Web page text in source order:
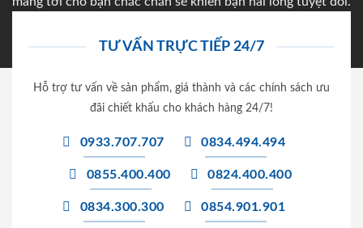
TƯ VẤN TRỰC TIẾP 24/7
Hỗ trợ tư vấn về sản phẩm, giá thành và các chính sách ưu
đãi chiết khấu cho khách hàng 24/7!
0933.707.707 0834.494.494
0855.400.400 0824.400.400
0834.300.300 0854.901.901